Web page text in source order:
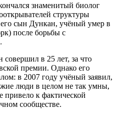
знаменитый биолог
структуры
сын Дункан, учёный умер в
после борьбы с
совершил в 25 лет, за что
премии. Однако его
в 2007 году учёный заявил,
люди в целом не так умны,
привело к фактической
сообществе.